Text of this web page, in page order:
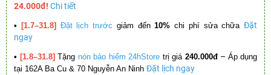
24.000đ! Chi tiết
• [1.7–31.8] Đặt lịch trước giảm đến10% chi phí sửa chữa Đặt
ngay
• [1.8–31.8] Tặng nón bảo hiểm 24hStore trị giá 240.000đ – Áp dụng
tại 162A Ba Cu & 70 Nguyễn An Ninh Đặt lịch ngay